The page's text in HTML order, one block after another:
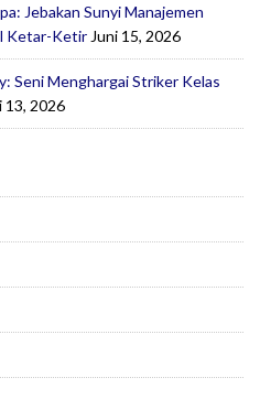
Jebakan Sunyi Manajemen
Ketar-Ketir Juni 15, 2026
Seni Menghargai Striker Kelas
13, 2026